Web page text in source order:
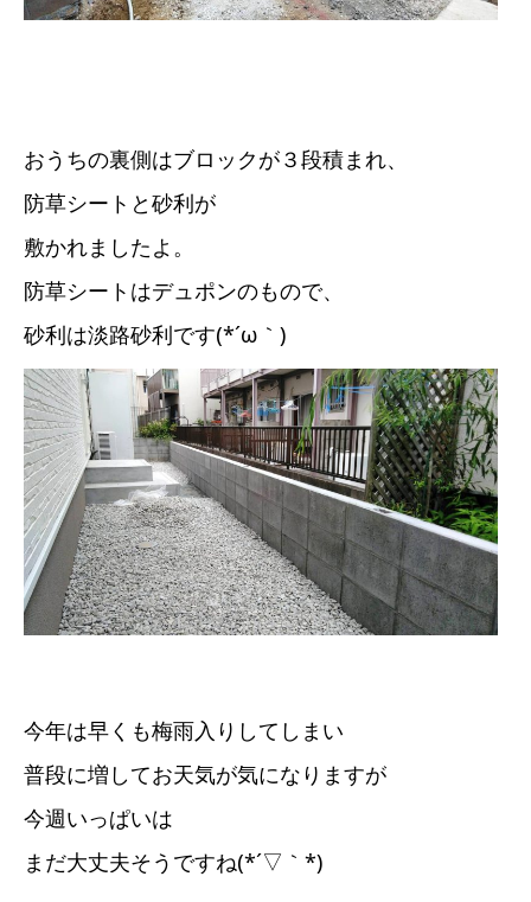
おうちの裏側はブロックが３段積まれ、
防草シートと砂利が
敷かれましたよ。
防草シートはデュポンのもので、
砂利は淡路砂利です(*´ω｀)
今年は早くも梅雨入りしてしまい
普段に増してお天気が気になりますが
今週いっぱいは
まだ大丈夫そうですね(*´▽｀*)